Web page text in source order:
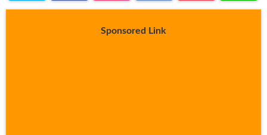
Sponsored Link